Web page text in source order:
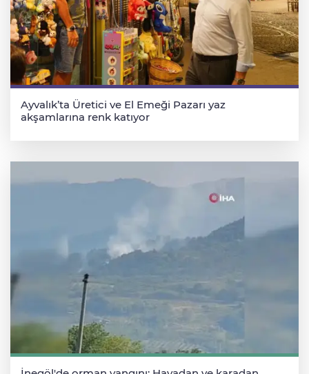
Ayvalık’ta Üretici ve El Emeği Pazarı yaz
akşamlarına renk katıyor